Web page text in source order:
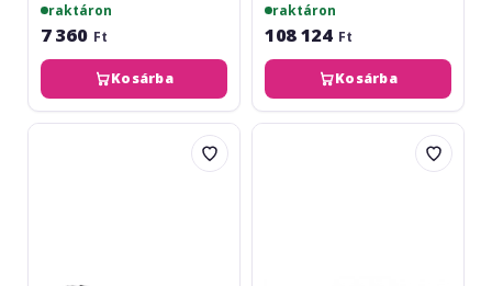
raktáron
7 360 Ft
Kosárba
raktáron
108 124 Ft
Kosárba
Hardcase
Hardcase